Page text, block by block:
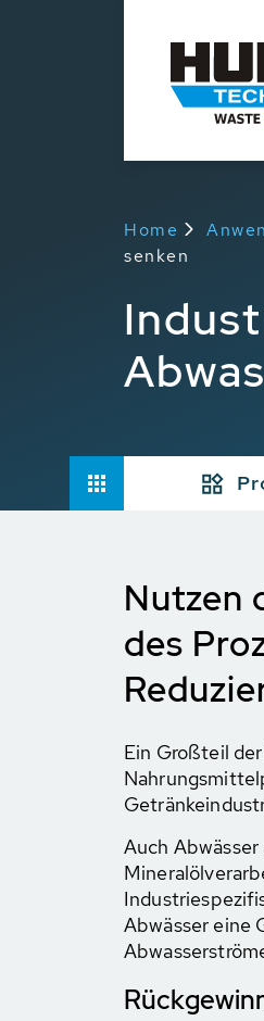
Home
senken
Nutzen
des
Ein Großteil
Auch
Abwässer eine